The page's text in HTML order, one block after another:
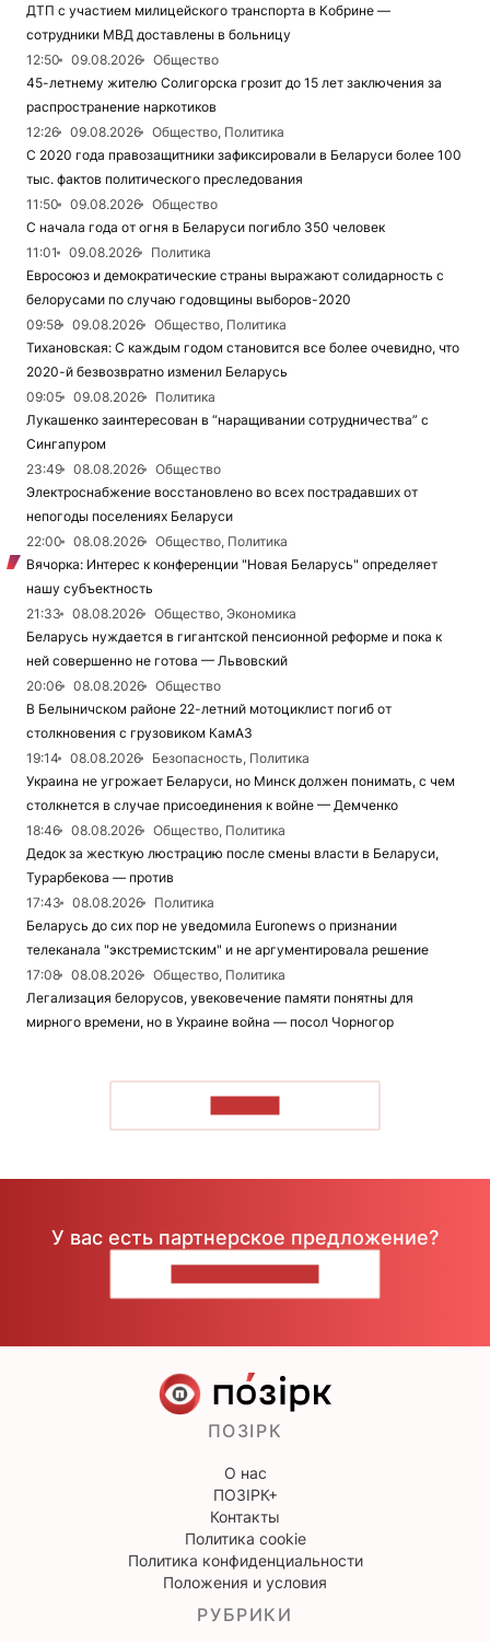
ДТП с участием милицейского транспорта в Кобрине —
сотрудники МВД доставлены в больницу
12:50
09.08.2026
Общество
45-летнему жителю Солигорска грозит до 15 лет заключения за
распространение наркотиков
12:26
09.08.2026
Общество, Политика
С 2020 года правозащитники зафиксировали в Беларуси более 100
тыс. фактов политического преследования
11:50
09.08.2026
Общество
С начала года от огня в Беларуси погибло 350 человек
11:01
09.08.2026
Политика
Евросоюз и демократические страны выражают солидарность с
белорусами по случаю годовщины выборов-2020
09:58
09.08.2026
Общество, Политика
Тихановская: С каждым годом становится все более очевидно, что
2020-й безвозвратно изменил Беларусь
09:05
09.08.2026
Политика
Лукашенко заинтересован в “наращивании сотрудничества” с
Сингапуром
23:49
08.08.2026
Общество
Электроснабжение восстановлено во всех пострадавших от
непогоды поселениях Беларуси
22:00
08.08.2026
Общество, Политика
Вячорка: Интерес к конференции "Новая Беларусь" определяет
нашу субъектность
21:33
08.08.2026
Общество, Экономика
Беларусь нуждается в гигантской пенсионной реформе и пока к
ней совершенно не готова — Львовский
20:06
08.08.2026
Общество
В Белыничском районе 22-летний мотоциклист погиб от
столкновения с грузовиком КамАЗ
19:14
08.08.2026
Безопасность, Политика
Украина не угрожает Беларуси, но Минск должен понимать, с чем
столкнется в случае присоединения к войне — Демченко
18:46
08.08.2026
Общество, Политика
Дедок за жесткую люстрацию после смены власти в Беларуси,
Турарбекова — против
17:43
08.08.2026
Политика
Беларусь до сих пор не уведомила Euronews о признании
телеканала "экстремистским" и не аргументировала решение
17:08
08.08.2026
Общество, Политика
Легализация белорусов, увековечение памяти понятны для
мирного времени, но в Украине война — посол Чорногор
У вас есть партнерское предложение?
ПОЗІРК
О нас
ПОЗІРК+
Контакты
Политика cookie
Политика конфиденциальности
Положения и условия
РУБРИКИ